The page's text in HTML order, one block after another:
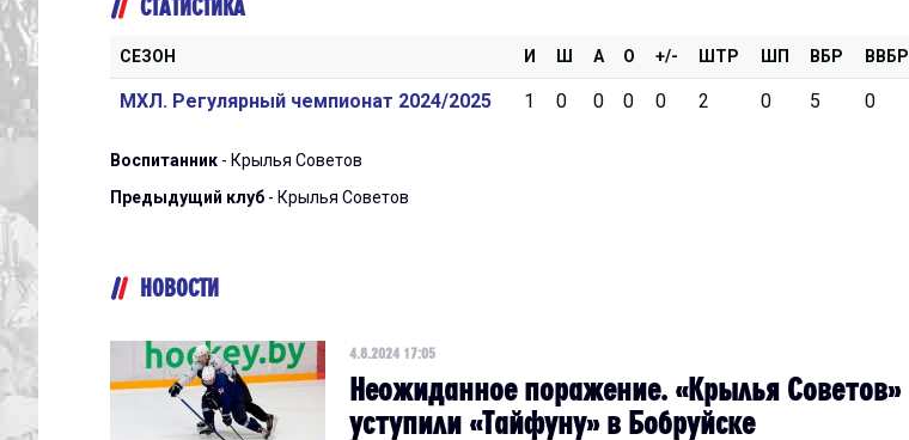
Спутник Ал
СТАТИСТИКА
СЕЗОН И Ш А О +/- ШТР ШП ВБР ВВБР
МХЛ. Регулярный чемпионат 2024/2025 1 0 0 0 0 2 0 5 0
Воспитанник - Крылья Советов
Предыдущий клуб - Крылья Советов
НОВОСТИ
4.8.2024 17:05
Неожиданное поражение. «Крылья Советов»
уступили «Тайфуну» в Бобруйске